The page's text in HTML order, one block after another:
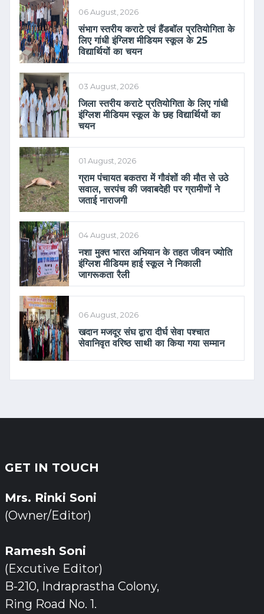
06 August, 2026
संभाग स्तरीय कराटे एवं हैंडबॉल प्रतियोगिता के
लिए गांधी इंग्लिश मीडियम स्कूल के 25
विद्यार्थियों का चयन
03 August, 2026
जिला स्तरीय कराटे प्रतियोगिता के लिए गांधी
इंग्लिश मीडियम स्कूल के छह विद्यार्थियों का
चयन
01 August, 2026
ग्राम पंचायत बकतरा में गौवंशों की मौत से उठे
सवाल, सरपंच की जवाबदेही पर ग्रामीणों ने
जताई नाराजगी
04 August, 2026
नशा मुक्त भारत अभियान के तहत जीवन ज्योति
इंग्लिश मीडियम हाई स्कूल ने निकाली
जागरूकता रैली
06 August, 2026
खदान मजदूर संघ द्वारा दीर्घ सेवा पश्चात
सेवानिवृत वरिष्ठ साथी का किया गया सम्मान
GET IN TOUCH
Mrs. Rinki Soni
(Owner/Editor)
Ramesh Soni
(Excutive Editor)
B-210, Indraprastha Colony,
Ring Road No. 1.